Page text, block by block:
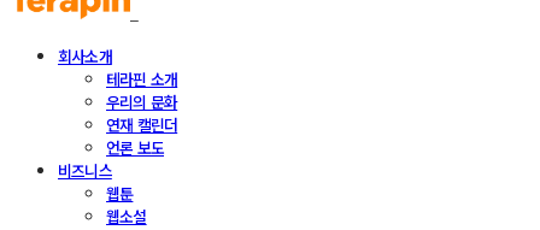
회사소개
테라핀 소개
우리의 문화
연재 캘린더
언론 보도
비즈니스
웹툰
웹소설